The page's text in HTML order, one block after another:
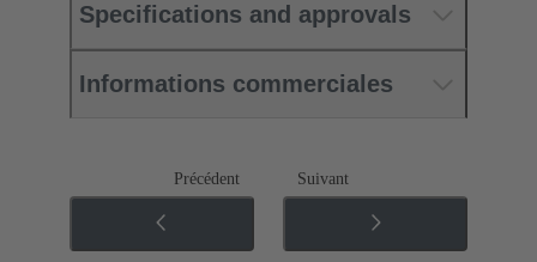
Specifications and approvals
Informations commerciales
Précédent Suivant